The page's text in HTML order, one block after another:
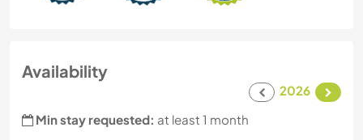
Availability
2026
Min stay requested: at least 1 month